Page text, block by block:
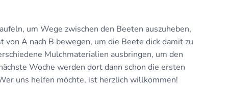
um Wege zwischen den Beeten auszuheben,
A nach B bewegen, um die Beete dick damit zu
Mulchmaterialien ausbringen, um den
Woche werden dort dann schon die ersten
uns helfen möchte, ist herzlich willkommen!